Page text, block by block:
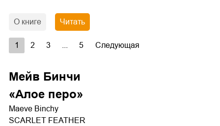
О книге Читать
1 2 3 5 Следующая
Мейв Бинчи
«Алое перо»
Maeve Binchy
SCARLET FEATHER